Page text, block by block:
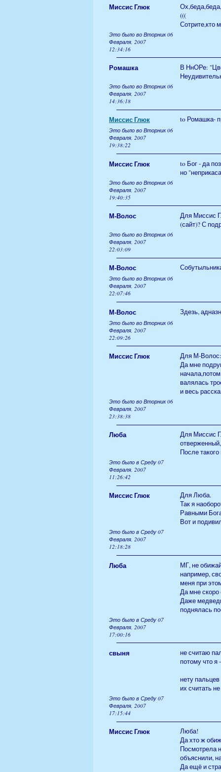
Миссис Глюк
(((
Сотрите,кто
Это было во Вторник 06
Февраля, 2007
12:34:16
Ромашка
В НнОРе:
Это было во Вторник 06
Февраля, 2007
14:36:18
Миссис Глюк to Ромашка-
Это было во Вторник 06
Февраля, 2007
19:38:22
Миссис Глюк
to Бог - да
но
Это было во Вторник 06
Февраля, 2007
19:40:35
М-Волос
Для Миссис
(сайт)? С
Это было во Вторник 06
Февраля, 2007
22:03:09
М-Волос
Это было во Вторник 06
Февраля, 2007
22:07:46
М-Волос Здезь,
Это было во Вторник 06
Февраля, 2007
22:09:26
Миссис Глюк
Для М-Волос:
Да мне
валялась
и весь
Это было во Вторник 06
Февраля, 2007
23:38:38
Люба
Для Миссис
После
Это было в Среду 07
Февраля, 2007
11:26:42
Миссис Глюк
Для Люба.
Так я
Равными
Вот и
Это было в Среду 07
Февраля, 2007
12:18:28
Люба
МГ, не
например,
меня при
Да мне
Даже
поднялась
Это было в Среду 07
Февраля, 2007
17:00:16
свыня
не считаю
потому что я
нету
их считать
Это было в Среду 07
Февраля, 2007
17:15:44
Миссис Глюк
Люба!
Да хто ж
Посмотрела
объяснили,
Да ещё и